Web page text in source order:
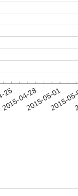
25
2015-04-282015-05-01
2015-